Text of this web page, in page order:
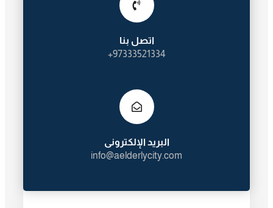
اتصل بنا
97333521334+
البريد الإلكترونى
info@aelderlycity.com